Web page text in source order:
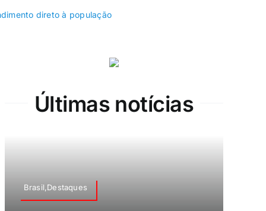
direto à população
Últimas notícias
Brasil,Destaques